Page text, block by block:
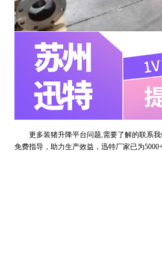
更多装猪升降平台问题,需要了解的联系
免费指导，助力生产效益，迅特厂家已为